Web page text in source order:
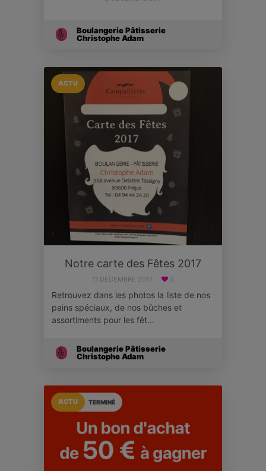
Boulangerie Pâtisserie
Christophe Adam
ACTU
Notre carte des Fêtes 2017
11 DÉCEMBRE 2017 3
Retrouvez dans les photos la liste de nos
pains spéciaux, de nos bûches et
assortiments pour les fêt…
Boulangerie Pâtisserie
Christophe Adam
TERMINÉ
ACTU